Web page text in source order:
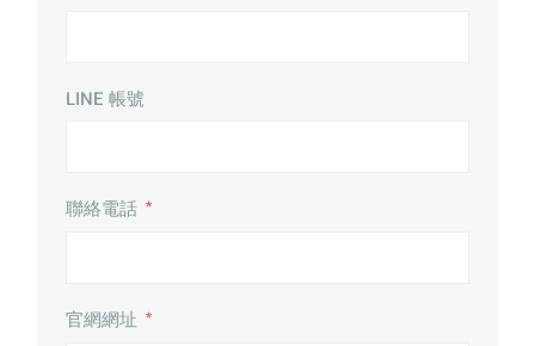
LINE 帳號
聯絡電話 *
官網網址 *